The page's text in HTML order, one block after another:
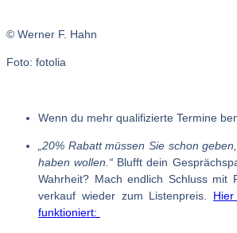
© Werner F. Hahn
Foto: fotolia
Wenn du mehr qualifizierte Termine
„20% Rabatt müssen Sie schon
haben wollen.“ Blufft dein
Wahrheit? Mach endlich Schluss mit
verkauf wieder zum Listenpreis.
funktioniert: